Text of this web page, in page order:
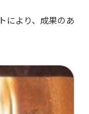
により、成果のあ